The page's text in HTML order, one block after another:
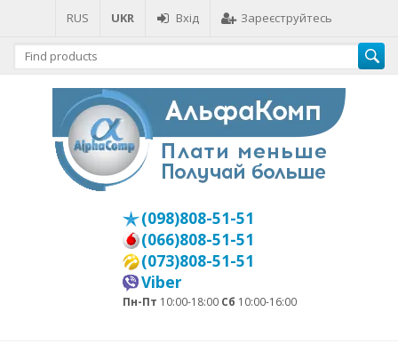
RUS UKR Вхід Зареєструйтесь
(098)808-51-51
(066)808-51-51
(073)808-51-51
Viber
Пн-Пт 10:00-18:00 Сб 10:00-16:00